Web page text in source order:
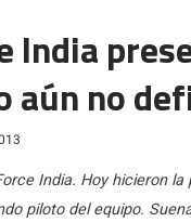
India
aún no
India. Hoy hicieron
piloto del equipo.